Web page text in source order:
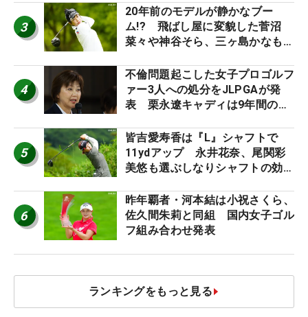
3
20年前のモデルが静かなブー
ム!? 飛ばし屋に変貌した菅沼
菜々や神谷そら、三ヶ島かなも使
ロたちの“飛ばしギア”】
4
不倫問題起こした女子プロゴルフ
ァー3人への処分をJLPGAが発
表 栗永遼キャディは9年間の立
5
皆吉愛寿香は『L』シャフトで
11ydアップ 永井花奈、尾関彩
美悠も選ぶしなりシャフトの効果
ア”】
6
昨年覇者・河本結は小祝さくら、
佐久間朱莉と同組 国内女子ゴル
フ組み合わせ発表
ランキングをもっと見る